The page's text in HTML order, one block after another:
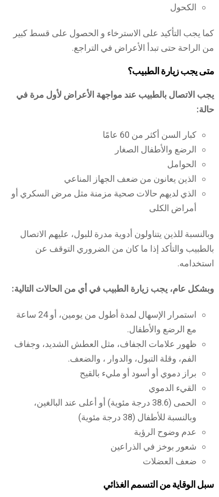
الكحول
كما يجب التأكيد على الاسترخاء و الحصول على قسط كبير
من الراحة حتى تبدأ الأعراض في التراجع.
متى يجب زيارة الطبيب؟
يجب الاتصال بالطبيب عند مواجهة الأعراض لأول مرة في
حالة:
كبار السن أكثر من 60 عامًا
الرضع والأطفال الصغار
الحوامل
الذين يعانون من ضعف الجهاز المناعي
الذي لديهم حالات صحية مزمنة مثل مرض السكري أو
أمراض الكلى
وبالنسبة للذين يتناولون أدوية مدرة للبول، عليهم الاتصال
بالطبيب والتأكد إذا ما كان من الضروري التوقف عن
استخدامه.
وبشكل عام، يجب زيارة الطبيب في أي من الحالات التالية:
استمرار الإسهال لمدة أطول من يومين، أو 24 ساعة
مع الرضع والأطفال.
ظهور علامات الجفاف، مثل العطش الشديد، وجفاف
الفم، وقلة التبول، والدوار ، والضعف.
براز دموي أو أسود أو مليء بالقيح
القيء الدموي
الحمى (38.6 درجة مئوية) أو أعلى عند البالغين،
وبالنسبة للأطفال (38 درجة مئوية)
عدم وضوح الرؤية
شعور بوخز في الذراعين
ضعف العضلات
سبل الوقاية من التسمم الغذائي